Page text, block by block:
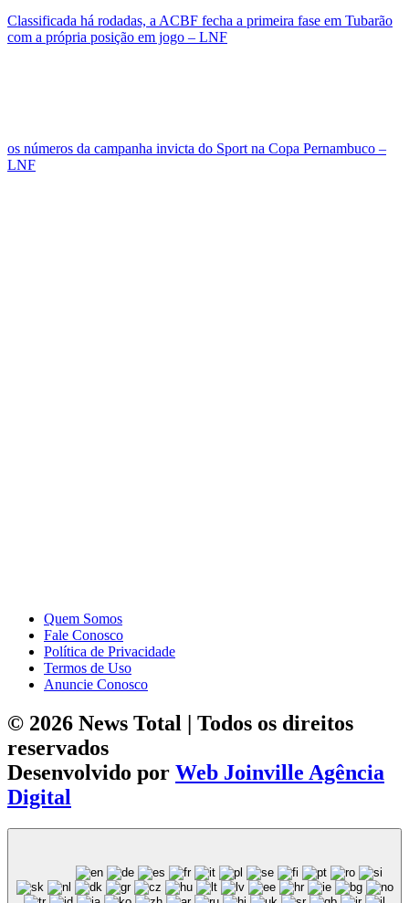
Classificada há rodadas, a ACBF fecha a primeira fase em Tubarão
com a própria posição em jogo – LNF
os números da campanha invicta do Sport na Copa Pernambuco –
LNF
Quem Somos
Fale Conosco
Política de Privacidade
Termos de Uso
Anuncie Conosco
© 2026 News Total | Todos os direitos
reservados
Desenvolvido por Web Joinville Agência
Digital